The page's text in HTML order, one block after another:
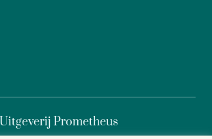
Uitgeverij Prometheus